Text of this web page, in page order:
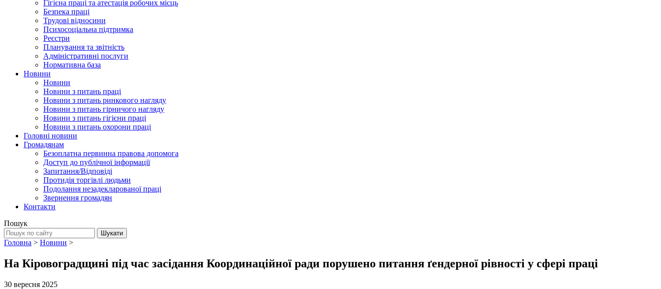
Гігієна праці та атестація робочих місць
Безпека праці
Трудові відносини
Психосоціальна підтримка
Реєстри
Планування та звітність
Адміністративні послуги
Нормативна база
Новини
Новини
Новини з питань праці
Новини з питань ринкового нагляду
Новини з питань гірничого нагляду
Новини з питань гігієни праці
Новини з питань охорони праці
Головні новини
Громадянам
Безоплатна первинна правова допомога
Доступ до публічної інформації
Запитання/Відповіді
Протидія торгівлі людьми
Подолання незадекларованої праці
Звернення громадян
Контакти
Пошук
Головна > Новини >
На Кіровоградщині під час засідання Координаційної ради порушено питання ґендерної рівності у сфері праці
30 вересня 2025